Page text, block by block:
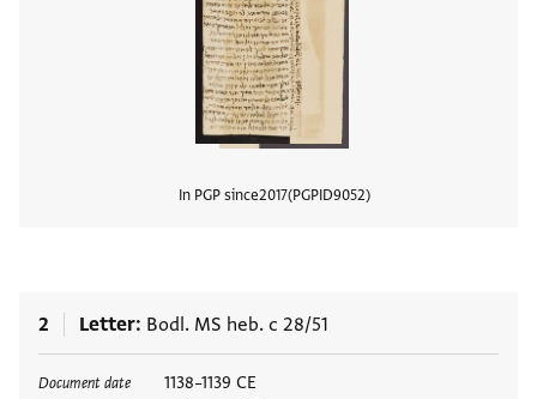
In PGP since2017 PGPID9052
2 Letter Bodl. MS heb. c 28/51
Document date 1138–1139 CE
Tags